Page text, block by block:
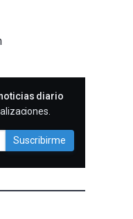
diario
Suscribirme